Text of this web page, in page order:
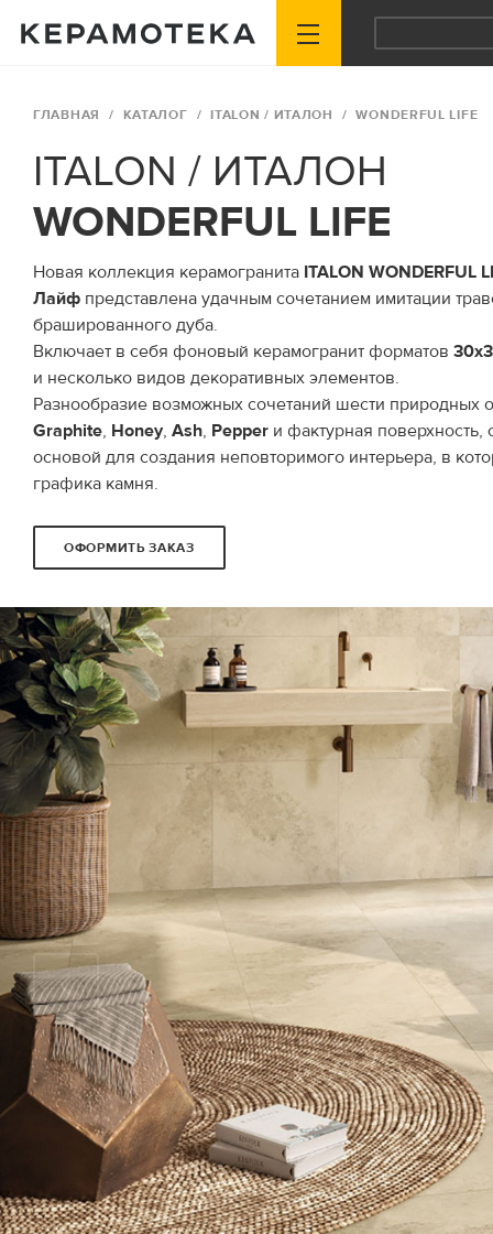
ГЛАВНАЯ КАТАЛОГ ITALON / ИТАЛОН WONDERFUL LIFE
ITALON / ИТАЛОН
WONDERFUL LIFE
Новая коллекция керамогранита ITALON WONDERFUL
Лайф представлена удачным сочетанием имитации
брашированного дуба.
Включает в себя фоновый керамогранит форматов
и несколько видов декоративных элементов.
Разнообразие возможных сочетаний шести природных
Graphite, Honey, Ash, Pepper и фактурная поверхность,
основой для создания неповторимого интерьера, в
графика камня.
ОФОРМИТЬ ЗАКАЗ